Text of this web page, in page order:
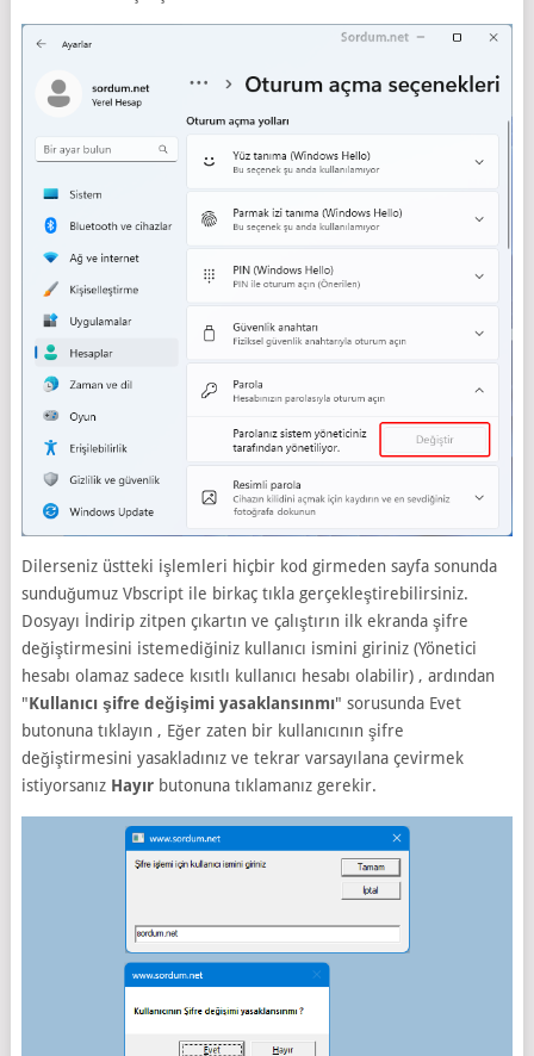
Dilerseniz üstteki işlemleri hiçbir kod girmeden sayfa sonunda
sunduğumuz Vbscript ile birkaç tıkla gerçekleştirebilirsiniz.
Dosyayı İndirip zitpen çıkartın ve çalıştırın ilk ekranda şifre
değiştirmesini istemediğiniz kullanıcı ismini giriniz (Yönetici
hesabı olamaz sadece kısıtlı kullanıcı hesabı olabilir) , ardından
"Kullanıcı şifre değişimi yasaklansınmı" sorusunda Evet
butonuna tıklayın , Eğer zaten bir kullanıcının şifre
değiştirmesini yasakladınız ve tekrar varsayılana çevirmek
istiyorsanız Hayırbutonuna tıklamanız gerekir.